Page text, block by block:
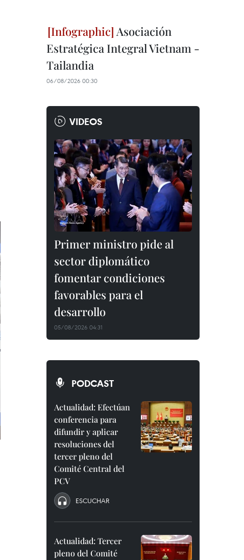
Asociación
Estratégica Integral Vietnam -
Tailandia
06/08/2026 00:30
VIDEOS
Primer ministro pide al
sector diplomático
fomentar condiciones
favorables para el
desarrollo
05/08/2026 04:31
PODCAST
Actualidad: Efectúan
conferencia para
difundir y aplicar
resoluciones del
tercer pleno del
Comité Central del
PCV
ESCUCHAR
Actualidad: Tercer
pleno del Comité